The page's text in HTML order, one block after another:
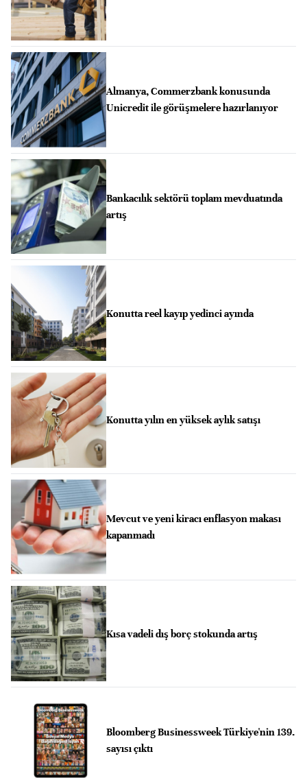
Almanya, Commerzbank konusunda
Unicredit ile görüşmelere hazırlanıyor
Bankacılık sektörü toplam mevduatında
artış
Konutta reel kayıp yedinci ayında
Konutta yılın en yüksek aylık satışı
Mevcut ve yeni kiracı enflasyon makası
kapanmadı
Kısa vadeli dış borç stokunda artış
Bloomberg Businessweek Türkiye'nin 139.
sayısı çıktı